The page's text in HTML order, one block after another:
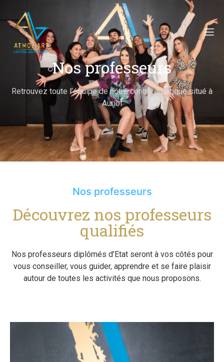
Nos professeurs
Retrouvez toute l’équipe de notre centre artistique situé à
Auriol
Nos professeurs
Découvrez nos professeurs
qualifiés
Nos professeurs diplômés d’Etat seront à vos côtés pour
vous conseiller, vous guider, apprendre et se faire plaisir
autour de toutes les activités que nous proposons.